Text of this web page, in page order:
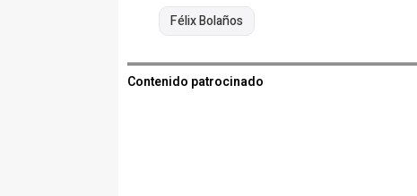
Félix Bolaños
Contenido patrocinado